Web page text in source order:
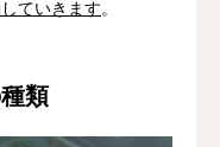
ていきます。
類